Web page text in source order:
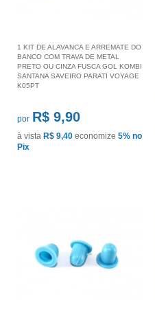
1 KIT DE ALAVANCA E ARREMATE DO
BANCO COM TRAVA DE METAL
PRETO OU CINZA FUSCA GOL KOMBI
SANTANA SAVEIRO PARATI VOYAGE
K05PT
por R$ 9,90
à vista R$ 9,40 economize 5% no
Pix